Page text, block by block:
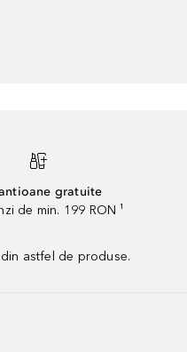
gratuite
de min. 199 RON ¹
astfel de produse.